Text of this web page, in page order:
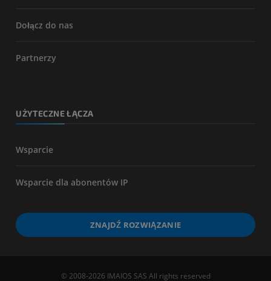
Dołącz do nas
Partnerzy
UŻYTECZNE ŁĄCZA
Wsparcie
Wsparcie dla abonentów IP
ZNAJDŹ ROZWIĄZANIE
© 2008-2026 IMAIOS SAS All rights reserved